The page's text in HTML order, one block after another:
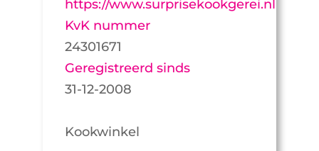
https://www.surprisekookgerei.nl
KvK nummer
24301671
Geregistreerd sinds
31-12-2008
Kookwinkel